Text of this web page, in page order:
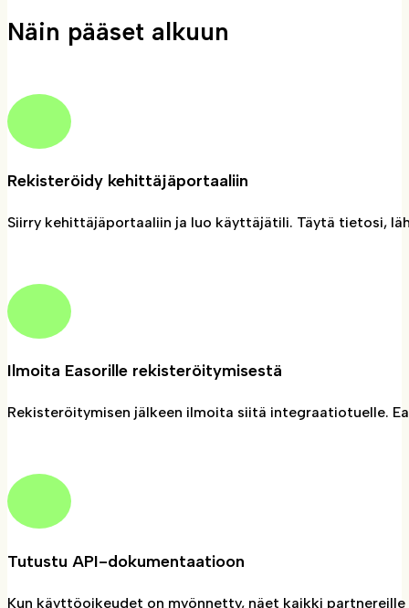
Näin pääset alkuun
Rekisteröidy kehittäjäportaaliin
Siirry kehittäjäportaaliin ja luo käyttäjätili. Täytä tietosi,
Ilmoita Easorille rekisteröitymisestä
Rekisteröitymisen jälkeen ilmoita siitä integraatiotuelle.
Tutustu API-dokumentaatioon
Kun käyttöoikeudet on myönnetty, näet kaikki